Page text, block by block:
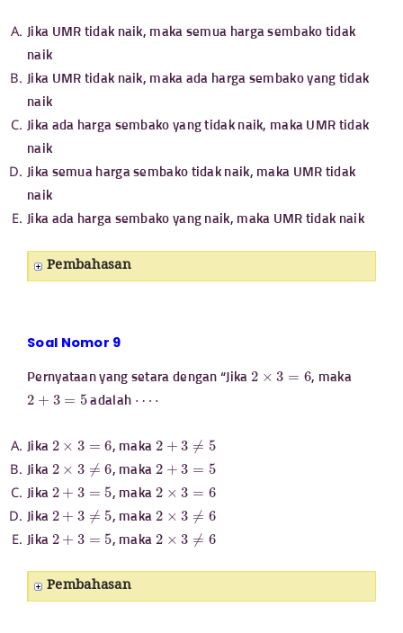
Jika UMR tidak naik, maka semua harga sembako tidak
naik
Jika UMR tidak naik, maka ada harga sembako yang tidak
naik
Jika ada harga sembako yang tidak naik, maka UMR tidak
naik
Jika semua harga sembako tidak naik, maka UMR tidak
naik
Jika ada harga sembako yang naik, maka UMR tidak naik
Pembahasan
Soal Nomor 9
Pernyataan yang setara dengan “Jika 2 3= , maka
2 + 3= adalah
Jika 2 3= , maka 2 + 3≠ 5
Jika 2 3≠ 6 , maka 2 + 3=
Jika 2 + 3= , maka 2 3=
Jika 2 + 3≠ 5 , maka 2 3≠ 6
Jika 2 + 3= , maka 2 3≠ 6
Pembahasan